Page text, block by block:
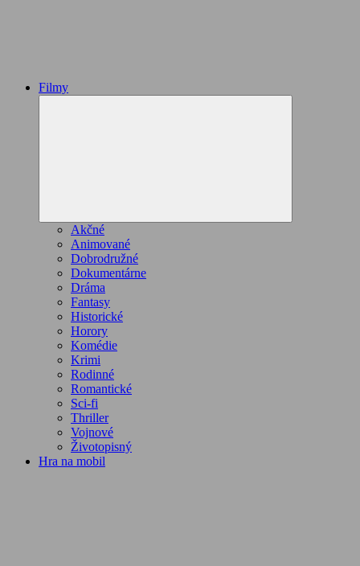
Filmy
Akčné
Animované
Dobrodružné
Dokumentárne
Dráma
Fantasy
Historické
Horory
Komédie
Krimi
Rodinné
Romantické
Sci-fi
Thriller
Vojnové
Životopisný
Hra na mobil